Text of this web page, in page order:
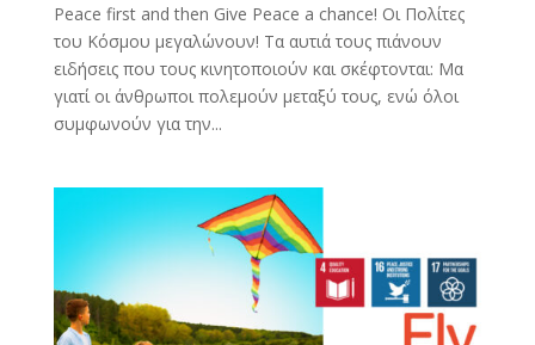
Peace first and then Give Peace a chance! Οι Πολίτες
του Κόσμου μεγαλώνουν! Τα αυτιά τους πιάνουν
ειδήσεις που τους κινητοποιούν και σκέφτονται: Μα
γιατί οι άνθρωποι πολεμούν μεταξύ τους, ενώ όλοι
συμφωνούν για την...